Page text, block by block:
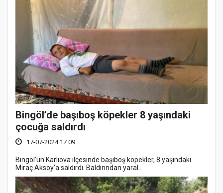
Bingöl’de başıboş köpekler 8 yaşındaki
çocuğa saldırdı
17-07-2024 17:09
Bingöl’ün Karlıova ilçesinde başıboş köpekler, 8 yaşındaki
Miraç Aksoy’a saldırdı. Baldırından yaral...